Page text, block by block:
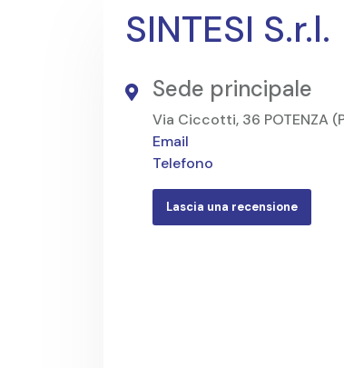
SINTESI S.r.l.
Sede principale
Via Ciccotti, 36 POTENZA
Email
Telefono
Lascia una recensione